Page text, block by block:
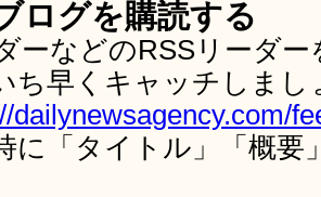
ログを購読する
ーなどのRSSリーダ
ち早くキャッチしま
dailynewsagency.com/
に「タイトル」「概要